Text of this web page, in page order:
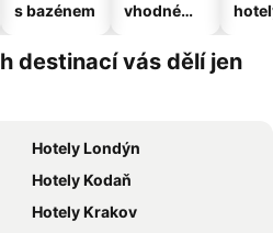
s bazénem
vhodné
domácí
zvířata
destinací vás dělí jen
Hotely Londýn
Hotely Kodaň
Hotely Krakov